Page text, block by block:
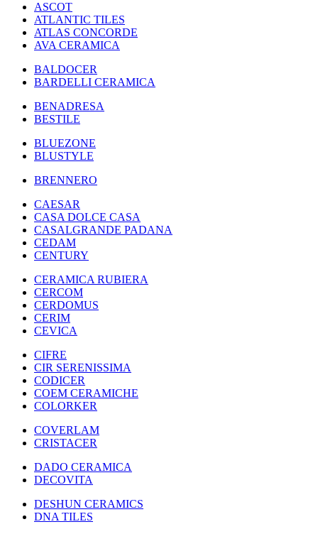
ASCOT
ATLANTIC TILES
ATLAS CONCORDE
AVA CERAMICA
BALDOCER
BARDELLI CERAMICA
BENADRESA
BESTILE
BLUEZONE
BLUSTYLE
BRENNERO
CAESAR
CASA DOLCE CASA
CASALGRANDE PADANA
CEDAM
CENTURY
CERAMICA RUBIERA
CERCOM
CERDOMUS
CERIM
CEVICA
CIFRE
CIR SERENISSIMA
CODICER
COEM CERAMICHE
COLORKER
COVERLAM
CRISTACER
DADO CERAMICA
DECOVITA
DESHUN CERAMICS
DNA TILES